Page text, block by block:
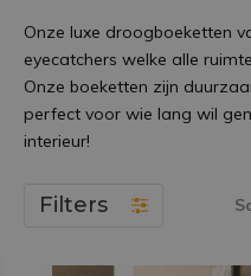
Onze luxe droogboeketten
eyecatchers welke alle
Onze boeketten zijn
perfect voor wie lang wil
interieur!
Filters